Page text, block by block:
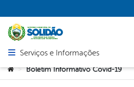
Abrir menu principal de navegação
Serviços e Informações
Você está aqui:
> Boletim Informativo Covid-19